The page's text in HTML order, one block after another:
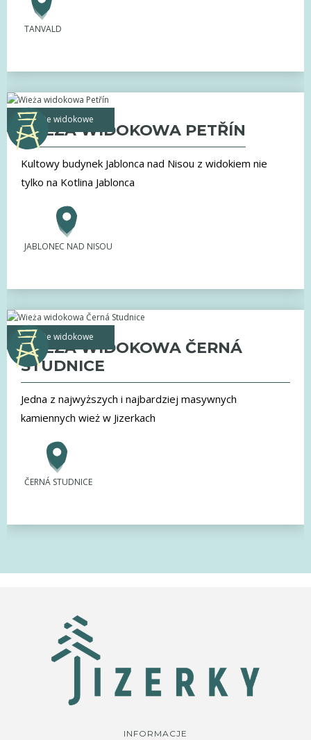
TANVALD
Wieże widokowe
WIEŻA WIDOKOWA PETŘÍN
Kultowy budynek Jablonca nad Nisou z widokiem nie
tylko na Kotlina Jablonca
JABLONEC NAD NISOU
Wieże widokowe
WIEŻA WIDOKOWA ČERNÁ
STUDNICE
Jedna z najwyższych i najbardziej masywnych
kamiennych wież w Jizerkach
ČERNÁ STUDNICE
INFORMACJE